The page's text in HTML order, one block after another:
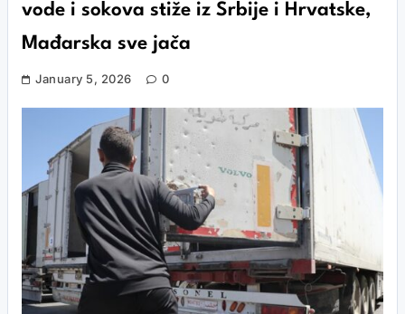
vode i sokova stiže iz Srbije i Hrvatske,
Mađarska sve jača
January 5, 2026 0